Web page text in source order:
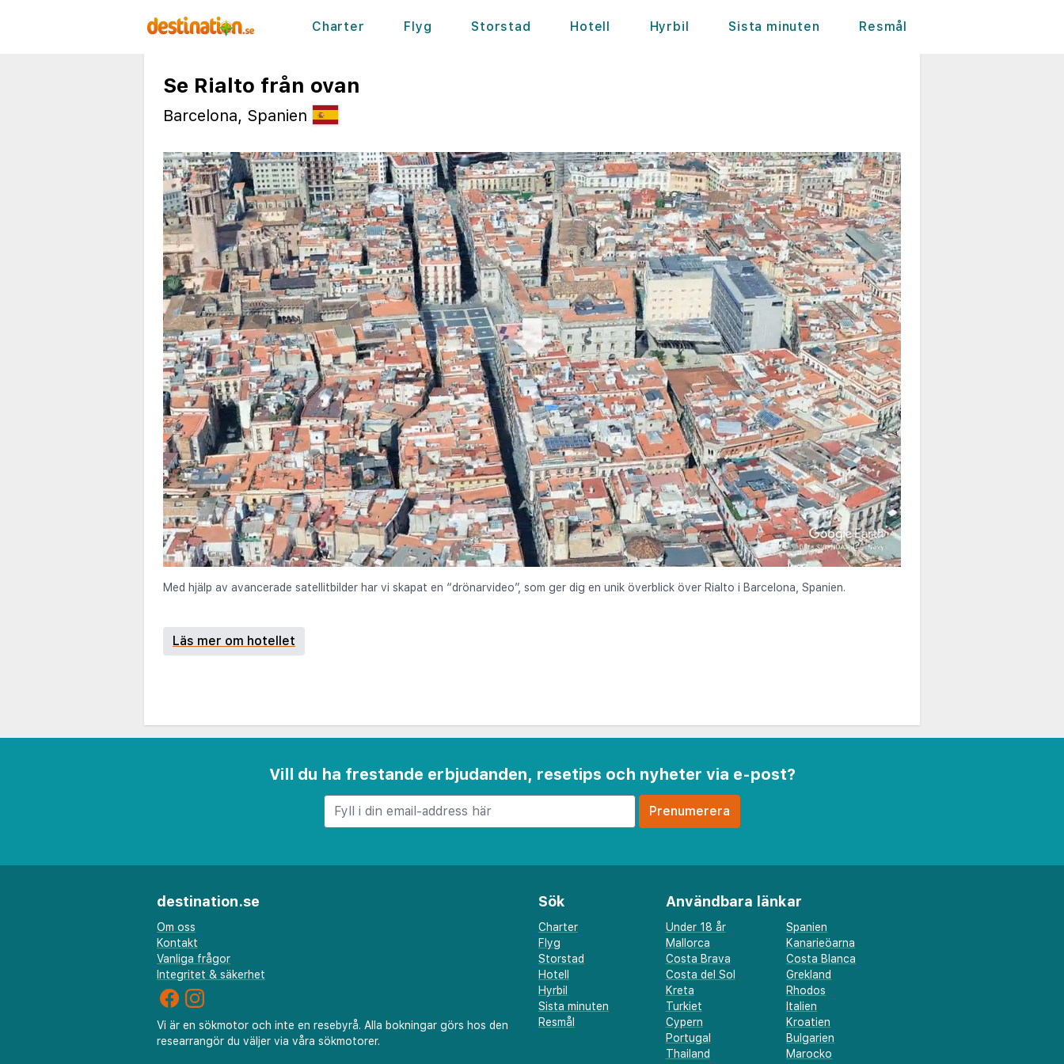
Charter Flyg Storstad Hotell Hyrbil Sista minuten Resmål
Se Rialto från ovan
Barcelona, Spanien
Med hjälp av avancerade satellitbilder har vi skapat en “drönarvideo”, som ger dig en unik överblick över Rialto i Barcelona, Spanien.
Läs mer om hotellet
Vill du ha frestande erbjudanden, resetips och nyheter via e-post?
destination.se
Om oss
Kontakt
Vanliga frågor
Integritet & säkerhet
Vi är en sökmotor och inte en resebyrå. Alla bokningar görs hos den
researrangör du väljer via våra sökmotorer.
Sök
Charter
Flyg
Storstad
Hotell
Hyrbil
Sista minuten
Resmål
Användbara länkar
Under 18 år
Spanien
Mallorca
Kanarieöarna
Costa Brava
Costa Blanca
Costa del Sol
Grekland
Kreta
Rhodos
Turkiet
Italien
Cypern
Kroatien
Portugal
Bulgarien
Thailand
Marocko